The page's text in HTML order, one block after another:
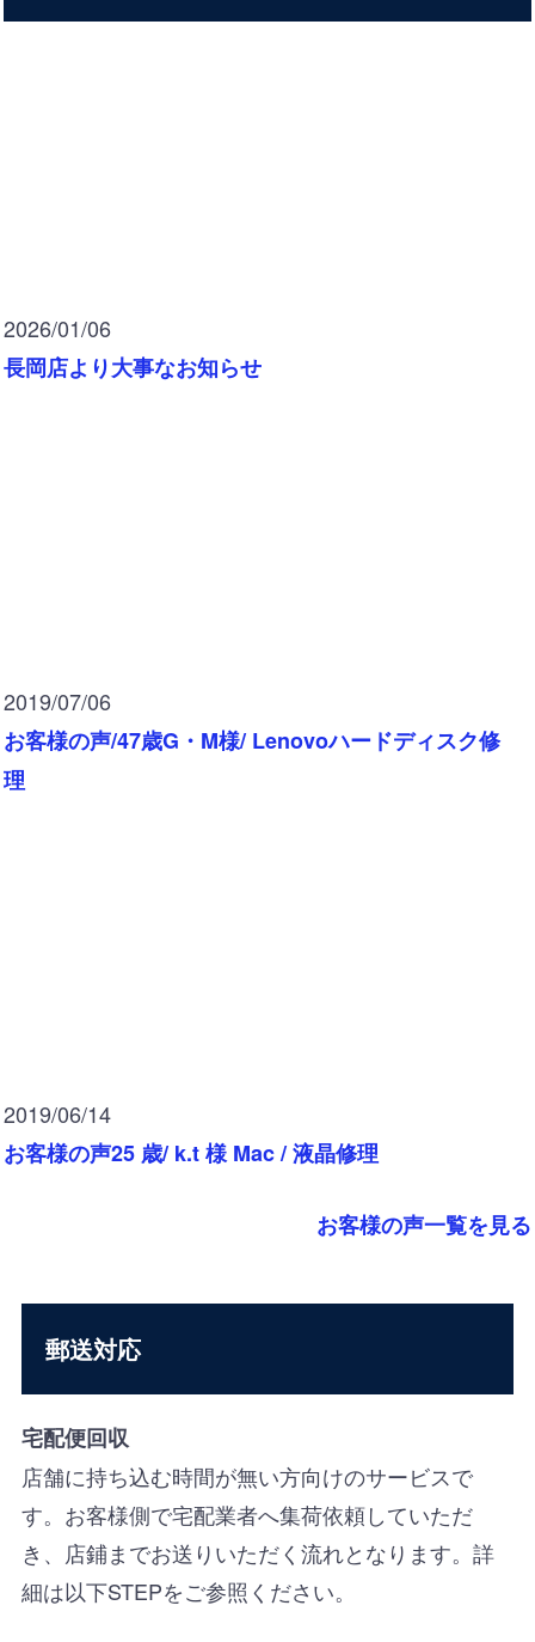
2026/01/06
長岡店より大事なお知らせ
2019/07/06
お客様の声/47歳G・M様/ Lenovoハードディスク修
理
2019/06/14
お客様の声25 歳/ k.t 様 Mac / 液晶修理
お客様の声一覧を見る
郵送対応
宅配便回収
店舗に持ち込む時間が無い方向けのサービスで
す。お客様側で宅配業者へ集荷依頼していただ
き、店鋪までお送りいただく流れとなります。詳
細は以下STEPをご参照ください。